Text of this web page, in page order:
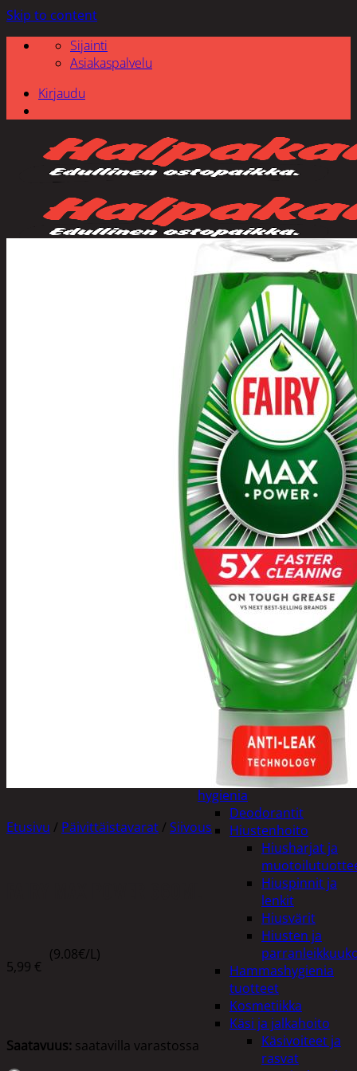
Skip to content
Sijainti
Asiakaspalvelu
Kirjaudu
Poistotuotteet
Kausituotteet
Joulu
Joulu- ja kausivalot
Eläimet ja
tontut
Kyntteliköt
Valoketjut ja
kuusenvalot
Joulukoristeet
Kranssit ja
asetelmat
Tontut ja
Joulutekstiilit
Paketointi
Marjastus
Talvi
Päivittäistavarat
Apuvälineet
Hengityssuojaimet ja
desinfiointi
Henkilökohtainen
hygienia
Deodorantit
Hiustenhoito
Hiusharjat ja
Hiuspinnit ja
lenkit
Hiusvärit
Hiusten ja
Hammashygienia
tuotteet
Kosmetiikka
Käsi ja jalkahoito
Käsivoiteet ja
rasvat
Etusivu / Päivittäistavarat / Siivous
5,99 €
(9.08€/L)
Saatavuus: saatavilla varastossa